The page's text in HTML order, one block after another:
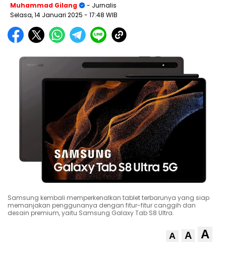
Muhammad Gilang
- Jurnalis
Selasa, 14 Januari 2025 - 17:48 WIB
Samsung kembali memperkenalkan tablet terbarunya yang siap
memanjakan penggunanya dengan fitur-fitur canggih dan
desain premium, yaitu Samsung Galaxy Tab S8 Ultra.
A A A